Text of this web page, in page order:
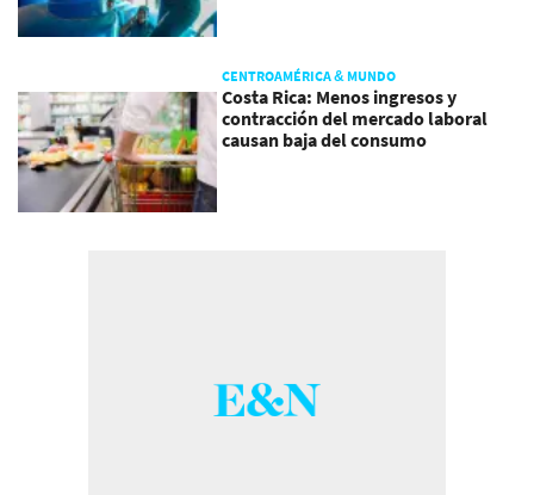
CENTROAMÉRICA & MUNDO
Costa Rica: Menos ingresos y
contracción del mercado laboral
causan baja del consumo